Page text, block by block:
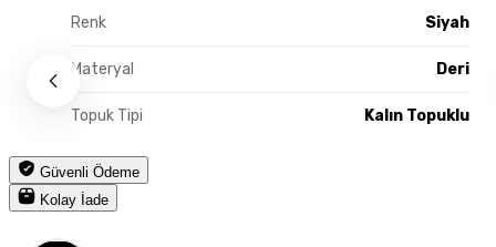
Renk Siyah
Materyal Deri
Topuk Tipi Kalın Topuklu
Güvenli Ödeme
Kolay İade